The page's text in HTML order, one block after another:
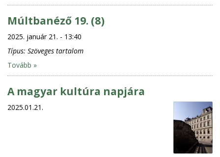
Múltbanéző 19. (8)
2025. január 21. - 13:40
Típus: Szöveges tartalom
Tovább »
A magyar kultúra napjára
2025.01.21.